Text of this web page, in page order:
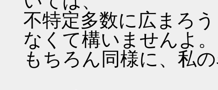
不特定多数に広まろ
なくて構いませんよ。
もちろん同様に、私